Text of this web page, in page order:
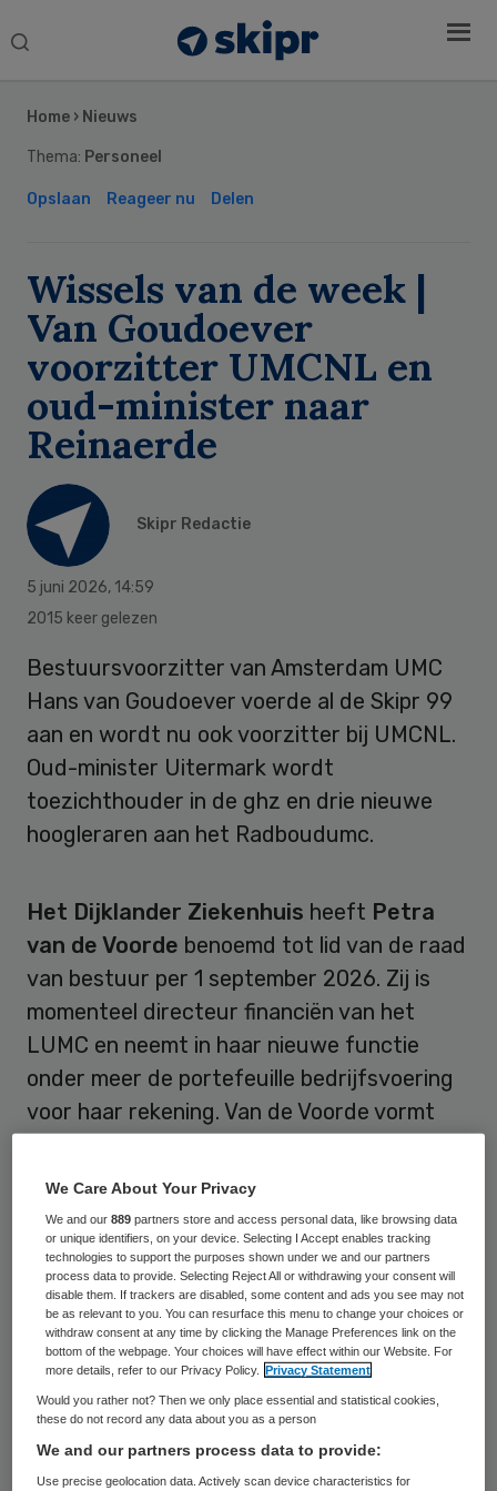
Search
Home › Nieuws
Thema: Personeel
Opslaan Reageer nu Delen
Wissels van de week |
Van Goudoever
voorzitter UMCNL en
oud-minister naar
Reinaerde
Skipr Redactie
5 juni 2026, 14:59
2015 keer gelezen
Bestuursvoorzitter van Amsterdam UMC
Hans van Goudoever voerde al de Skipr 99
aan en wordt nu ook voorzitter bij UMCNL.
Oud-minister Uitermark wordt
toezichthouder in de ghz en drie nieuwe
hoogleraren aan het Radboudumc.
Het Dijklander Ziekenhuis heeft Petra
van de Voorde benoemd tot lid van de raad
van bestuur per 1 september 2026. Zij is
momenteel directeur financiën van het
LUMC en neemt in haar nieuwe functie
onder meer de portefeuille bedrijfsvoering
voor haar rekening. Van de Voorde vormt
Sernee en Hilde de Snoo de raad van
bestuur. Interim-bestuurder Rik Riemens
blijft tot 1 oktober 2026 actief.
PZC DordrechtheeftArjo Hoogwerf
benoemd tot bestuurder van de vvt-
instelling Ze treedt aan per 1 augustus
2026. Zij volgt interim-bestuurder Tijs van
der Wielen op, die per 1 juni vertrok. Als de
voorgenomen fusie met Aafje doorgaat
Sidebar
We Care About Your Privacy
We and our889 partners store and access personal data, like browsing data
or unique identifiers, on your device. Selecting I Accept enables tracking
technologies to support the purposes shown under we and our partners
process data to provide. Selecting Reject All or withdrawing your consent will
disable them. If trackers are disabled, some content and ads you see may not
be as relevant to you. You can resurface this menu to change your choices or
withdraw consent at any time by clicking the Manage Preferences link on the
bottom of the webpage. Your choices will have effect within our Website. For
more details, refer to our Privacy Policy.
Privacy Statement
Would you rather not? Then we only place essential and statistical cookies,
these do not record any data about you as a person
We and our partners process data to provide:
Use precise geolocation data. Actively scan device characteristics for